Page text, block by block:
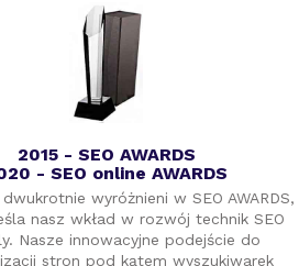
włoskiego
zabiegowe
2015 - SEO AWARDS
- SEO online AWARDS
wyróżnieni w SEO AWARDS,
nasz wkład w rozwój technik SEO
Nasze innowacyjne podejście do
stron pod kątem wyszukiwarek